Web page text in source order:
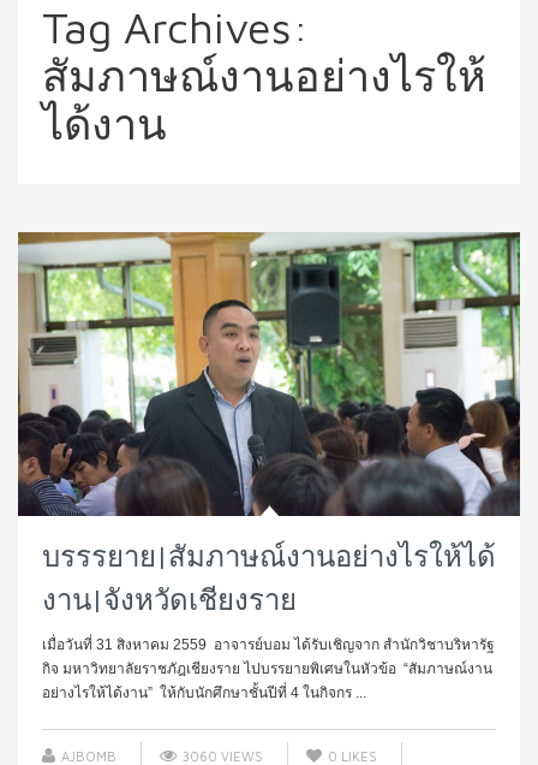
Tag Archives:
สัมภาษณ์งานอย่างไรให้
ได้งาน
บรรรยาย|สัมภาษณ์งานอย่างไรให้ได้
งาน|จังหวัดเชียงราย
เมื่อวันที่ 31 สิงหาคม 2559 อาจารย์บอม ได้รับเชิญจาก สำนักวิชาบริหารัฐ
กิจ มหาวิทยาลัยราชภัฎเชียงราย ไปบรรยายพิเศษในหัวข้อ “สัมภาษณ์งาน
อย่างไรให้ได้งาน” ให้กับนักศึกษาชั้นปีที่ 4 ในกิจกร ...
AJBOMB 3060 VIEWS 0 LIKES